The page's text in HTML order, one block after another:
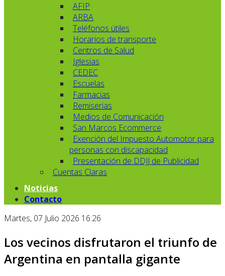
AFIP
ARBA
Teléfonos útiles
Horarios de transporte
Centros de Salud
Iglesias
CEDEC
Escuelas
Farmacias
Remiserias
Medios de Comunicación
San Marcos Ecommerce
Exención del Impuesto Automotor para
personas con discapacidad
Presentación de DDJJ de Publicidad
Cuentas Claras
Noticias
Contacto
Martes, 07 Julio 2026 16:26
Los vecinos disfrutaron el triunfo de
Argentina en pantalla gigante